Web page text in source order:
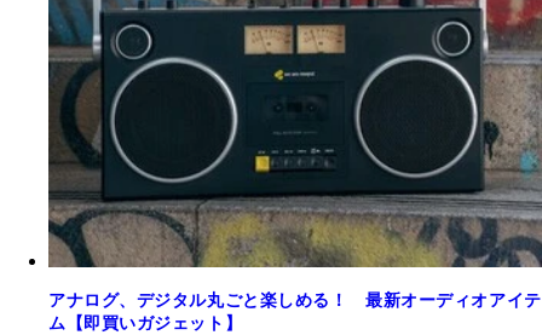
アナログ、デジタル丸ごと楽しめる！ 最新オーディオアイテ
ム【即買いガジェット】